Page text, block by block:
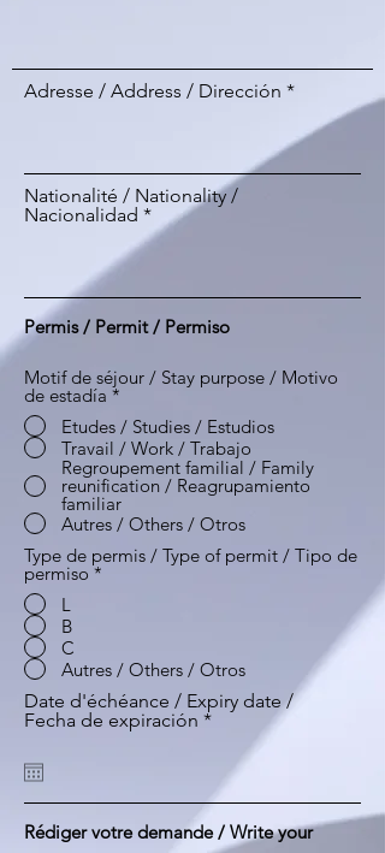
Adresse / Address / Dirección
Nationalité / Nationality /
Nacionalidad
Permis / Permit / Permiso
Motif de séjour / Stay purpose / Motivo
de estadía *
Etudes / Studies / Estudios
Travail / Work / Trabajo
Regroupement familial / Family
reunification / Reagrupamiento
familiar
Autres / Others / Otros
Type de permis / Type of permit / Tipo de
permiso *
L
B
C
Autres / Others / Otros
Date d'échéance / Expiry date /
Fecha de expiración *r
i
e
Rédiger votre demande / Write your